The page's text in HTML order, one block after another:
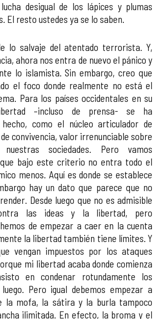
desigual de los lápices y plumas
El resto ustedes ya se lo saben.
lo salvaje del atentado terrorista. Y,
ahora nos entra de nuevo el pánico y
lo islamista. Sin embargo, creo que
el foco donde realmente no está el
Para los países occidentales en su
–incluso de prensa- se ha
como el núcleo articulador de
convivencia, valor irrenunciable sobre
sociedades. Pero vamos
que bajo este criterio no entra todo el
menos. Aquí es donde se establece
hay un dato que parece que no
Desde luego que no es admisible
las ideas y la libertad, pero
de empezar a caer en la cuenta
la libertad también tiene límites. Y
vengan impuestos por los ataques
mi libertad acaba donde comienza
en condenar rotundamente los
Pero igual debemos empezar a
la mofa, la sátira y la burla tampoco
ilimitada. En efecto, la broma y el